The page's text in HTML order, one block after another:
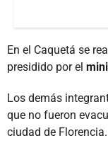
En el Caquetá se
presidido por el
Los demás
que no fueron
ciudad de Florencia.